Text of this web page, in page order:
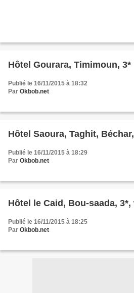
Hôtel Gourara, Timimoun, 3*
Publié le 16/11/2015 à 18:32
Par Okbob.net
Hôtel Saoura, Taghit,
Publié le 16/11/2015 à 18:29
Par Okbob.net
Hôtel le Caid, Bou-saada,
Publié le 16/11/2015 à 18:25
Par Okbob.net